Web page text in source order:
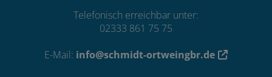
Telefonisch erreichbar unter:
02333 861 75 75
E-Mail: info@schmidt-ortweingbr.de